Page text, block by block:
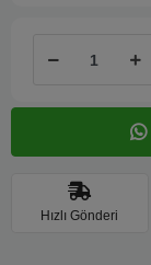
Hızlı Gönderi